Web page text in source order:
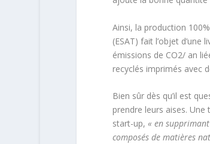
Ainsi, la production
(ESAT) fait l’objet
émissions de CO2/ an
recyclés imprimés avec
Bien sûr dès qu’il est
prendre leurs aises.
start-up, « en
composés de matières